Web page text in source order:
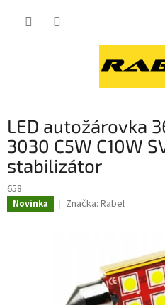
LED autožárovka
3030 C5W C10W
stabilizátor
658
Novinka Značka: Rabel